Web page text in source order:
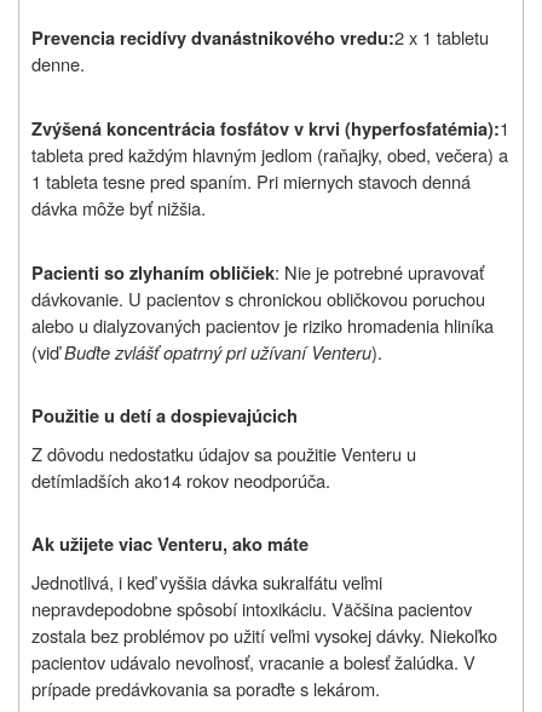
Prevencia recidívy dvanástnikového vredu:2 x 1 tabletu
denne.
Zvýšená koncentrácia fosfátov v krvi (hyperfosfatémia):1
tableta pred každým hlavným jedlom (raňajky, obed, večera) a
1 tableta tesne pred spaním. Pri miernych stavoch denná
dávka môže byť nižšia.
Pacienti so zlyhaním obličiek: Nie je potrebné upravovať
dávkovanie. U pacientov s chronickou obličkovou poruchou
alebo u dialyzovaných pacientov je riziko hromadenia hliníka
(viďBuďte zvlášť opatrný pri užívaní Venteru).
Použitie u detí a dospievajúcich
Z dôvodu nedostatku údajov sa použitie Venteru u
detímladších ako14 rokov neodporúča.
Ak užijete viac Venteru, ako máte
Jednotlivá, i keď vyššia dávka sukralfátu veľmi
nepravdepodobne spôsobí intoxikáciu. Väčšina pacientov
zostala bez problémov po užití veľmi vysokej dávky. Niekoľko
pacientov udávalo nevoľnosť, vracanie a bolesť žalúdka. V
prípade predávkovania sa poraďte s lekárom.